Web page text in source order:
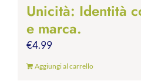
Unicità: Identità
e marca.
€4.99
Aggiungi al carrello